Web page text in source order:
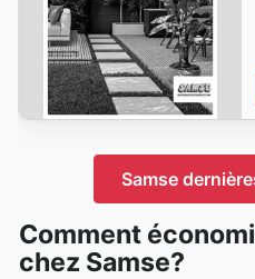
Samse
Comment
chez Samse?